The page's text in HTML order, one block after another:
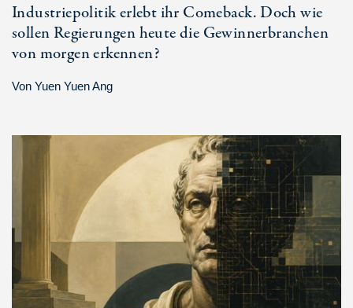
Industriepolitik erlebt ihr Comeback. Doch wie
sollen Regierungen heute die Gewinnerbranchen
von morgen erkennen?
Von Yuen Yuen Ang